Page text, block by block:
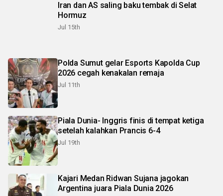
Iran dan AS saling baku tembak di Selat
Hormuz
Jul 15th
Polda Sumut gelar Esports Kapolda Cup
2026 cegah kenakalan remaja
Jul 11th
Piala Dunia- Inggris finis di tempat ketiga
setelah kalahkan Prancis 6-4
Jul 19th
Kajari Medan Ridwan Sujana jagokan
Argentina juara Piala Dunia 2026